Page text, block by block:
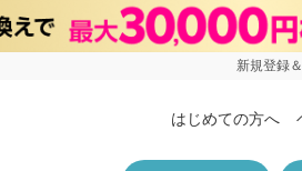
新規登録
はじめての方へ